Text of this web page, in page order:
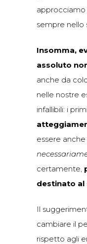
approcciamo
sempre nello
Insomma,
assoluto
anche da
nelle nostre
infallibili: i
essere
certamente,
destinato al
Il
cambiare il
rispetto agli